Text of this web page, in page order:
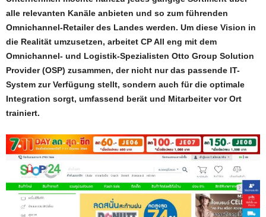
alle relevanten Kanäle anbieten und so zum führenden
Omnichannel-Retailer des Landes werden. Um diese Vision in
die Realität umzusetzen, arbeitet CP All eng mit dem
Omnichannel- und Logistik-Spezialisten Otto Group Solution
Provider (OSP) zusammen, der nicht nur das passende IT-
System zur Verfügung stellt, sondern auch für die optimale
Integration sorgt, umfassend berät und Mitarbeiter vor Ort
trainiert.